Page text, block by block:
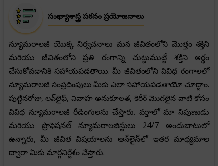
సంఖ్యాశాస్త్ర పఠనం ప్రయోజనాలు
న్యూమరాలజీ యొక్క నిర్వచనాలు మన జీవితంలోని మొత్తం శక్తిని
మరియు జీవితంలోని ప్రతి రంగాన్ని చుట్టుముట్టే శక్తిని అర్థం
చేసుకోవడానికి సహాయపడతాయి. మీ జీవితంలోని వివిధ రంగాలలో
న్యూమరాలజీ సంప్రదింపులు మీకు ఎలా సహాయపడతాయో చూద్దాం.
పుట్టినరోజు, లవ్‌లైఫ్, వివాహ అనుకూలత, కెరీర్ మొదలైన వాటి కోసం
వివిధ న్యూమరాలజీ రీడింగులను చేస్తారు. వర్తాలో మా నిపుణుడు
మరియు ప్రొఫెషనల్ న్యూమరాలజిస్టులు 24/7 అందుబాటులో
ఉన్నారు, మీ జీవిత విషయాలను ఆన్‌లైన్‌లో ఇతర మాధ్యమాల
ద్వారా మీకు మార్గనిర్దేశం చేస్తారు.